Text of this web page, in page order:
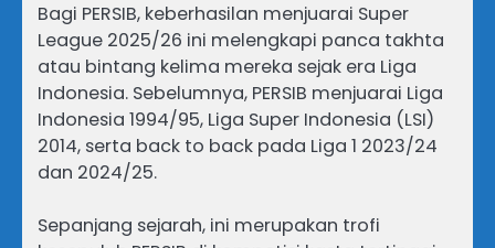
Bagi PERSIB, keberhasilan menjuarai Super
League 2025/26 ini melengkapi panca takhta
atau bintang kelima mereka sejak era Liga
Indonesia. Sebelumnya, PERSIB menjuarai Liga
Indonesia 1994/95, Liga Super Indonesia (LSI)
2014, serta back to back pada Liga 1 2023/24
dan 2024/25.
Sepanjang sejarah, ini merupakan trofi